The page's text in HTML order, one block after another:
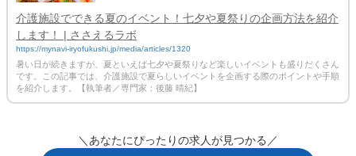
介護施設でできる夏のイベント！七夕や夏祭りの企画方法を紹介
します！ | ささえるラボ
https://mynavi-iryofukushi.jp/media/articles/1320
暑い日が続きますが、夏といえば七夕や夏祭りなど楽しいイベントも盛りだくさん
です。この記事では、介護施設で夏らしいイベントを企画する際のポイントや手順
を紹介します。【執筆者／専門家：後藤 晴紀】
＼あなたにぴったりの求人が見つかる／